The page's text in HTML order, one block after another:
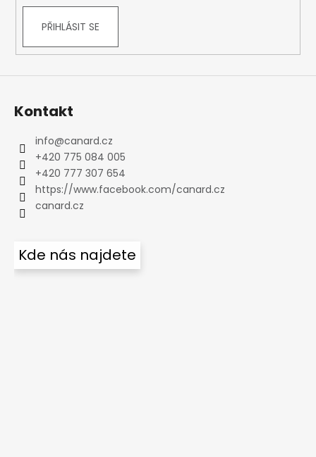
u
PŘIHLÁSIT SE
Kontakt
info@canard.cz
+420 775 084 005
+420 777 307 654
https://www.facebook.com/canard.cz
canard.cz
Kde nás najdete